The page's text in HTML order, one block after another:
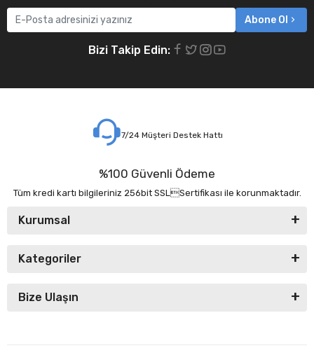
Abone Ol
Bizi Takip Edin:
7/24 Müşteri Destek Hattı
%100 Güvenli Ödeme
Tüm kredi kartı bilgileriniz 256bit SSLSertifikası ile korunmaktadır.
Kurumsal
Kategoriler
Bize Ulaşın